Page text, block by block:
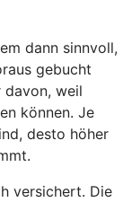
dann sinnvoll,
gebucht
davon, weil
können. Je
desto höher
versichert. Die